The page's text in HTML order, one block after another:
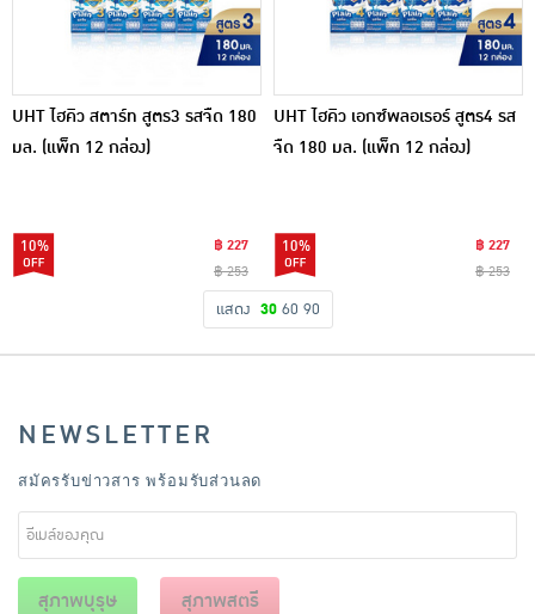
UHT ไฮคิว สตาร์ท สูตร3 รสจืด 180
มล. (แพ็ก 12 กล่อง)
10%
฿ 227
฿ 253
UHT ไฮคิว เอกซ์พลอเรอร์ สูตร4 รส
จืด 180 มล. (แพ็ก 12 กล่อง)
10%
฿ 227
฿ 253
แสดง 30 60 90
NEWSLETTER
สมัครรับข่าวสาร พร้อมรับส่วนลด
สุภาพบุรุษ สุภาพสตรี